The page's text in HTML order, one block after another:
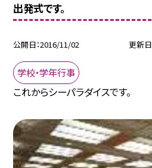
出発式です。
公開日 2016/11/02 更新日
学校・学年行事
これからシーパラダイスです。